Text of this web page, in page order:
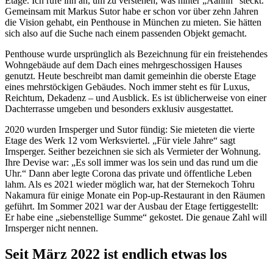
Gemeinsam mit Markus Sutor habe er schon vor über zehn Jahren
die Vision gehabt, ein Penthouse in München zu mieten. Sie hätten
sich also auf die Suche nach einem passenden Objekt gemacht.
Penthouse wurde ursprünglich als Bezeichnung für ein freistehendes
Wohngebäude auf dem Dach eines mehrgeschossigen Hauses
genutzt. Heute beschreibt man damit gemeinhin die oberste Etage
eines mehrstöckigen Gebäudes. Noch immer steht es für Luxus,
Reichtum, Dekadenz – und Ausblick. Es ist üblicherweise von einer
Dachterrasse umgeben und besonders exklusiv ausgestattet.
2020 wurden Irnsperger und Sutor fündig: Sie mieteten die vierte
Etage des Werk 12 vom Werksviertel. „Für viele Jahre“ sagt
Irnsperger. Seither bezeichnen sie sich als Vermieter der Wohnung.
Ihre Devise war: „Es soll immer was los sein und das rund um die
Uhr.“ Dann aber legte Corona das private und öffentliche Leben
lahm. Als es 2021 wieder möglich war, hat der Sternekoch Tohru
Nakamura für einige Monate ein Pop-up-Restaurant in den Räumen
geführt. Im Sommer 2021 war der Ausbau der Etage fertiggestellt:
Er habe eine „siebenstellige Summe“ gekostet. Die genaue Zahl will
Irnsperger nicht nennen.
Seit März 2022 ist endlich etwas los